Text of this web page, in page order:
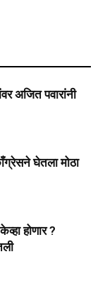
अजित पवारांनी
घेतला मोठा
होणार ?